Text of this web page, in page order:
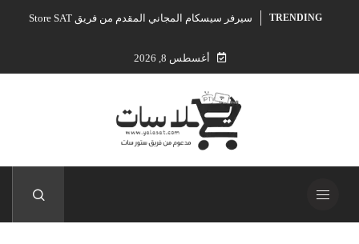
TRENDING سيرفر سيسكام المجاني المقدم من فريق Store SAT
أغسطس 8, 2026